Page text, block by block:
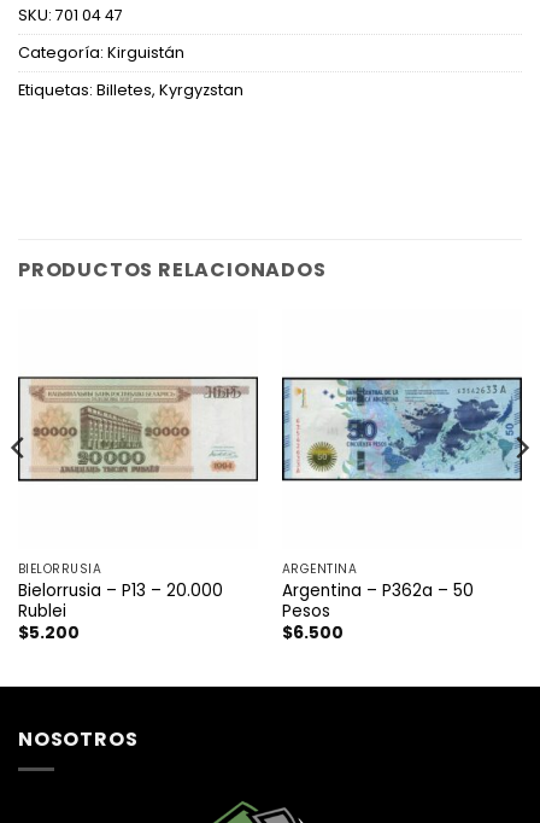
SKU: 701 04 47
Categoría: Kirguistán
Etiquetas: Billetes, Kyrgyzstan
PRODUCTOS RELACIONADOS
BIELORRUSIA
Bielorrusia – P13 – 20.000
Rublei
$5.200
ARGENTINA
Argentina – P362a – 50
Pesos
$6.500
NOSOTROS